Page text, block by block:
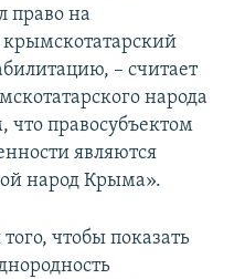
право на
– считает
народа
что правосубъектом
являются
народ Крыма».
чтобы показать